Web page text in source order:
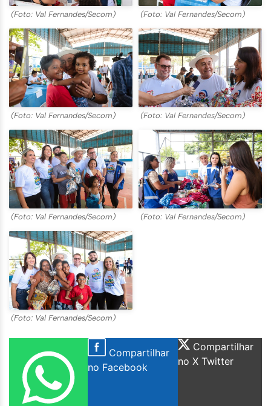
(Foto: Val Fernandes/Secom) (Foto: Val Fernandes/Secom)
(Foto: Val Fernandes/Secom) (Foto: Val Fernandes/Secom)
(Foto: Val Fernandes/Secom) (Foto: Val Fernandes/Secom)
(Foto: Val Fernandes/Secom)
Compartilhar
no Facebook
Compartilhar
no X Twitter